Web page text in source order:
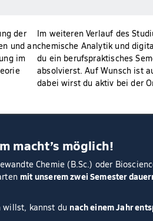
der
und an
im
Im weiteren Verlauf des
chemische Analytik und
du ein berufspraktisches
absolvierst. Auf Wunsch ist
dabei wirst du aktiv bei der
macht’s möglich!
Chemie (B.Sc.) oder
mit unserem zwei Semester
willst, kannst du nach einem Jahr